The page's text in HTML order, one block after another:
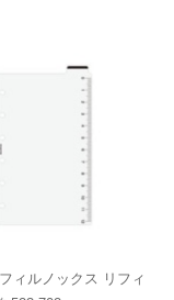
ィルノックス リフィ